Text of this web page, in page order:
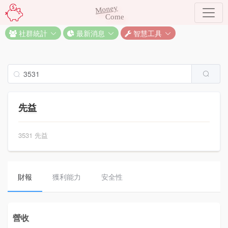
Money
Come
社群統計 最新消息 智慧工具
先益
3531 先益
財報 獲利能力 安全性
營收